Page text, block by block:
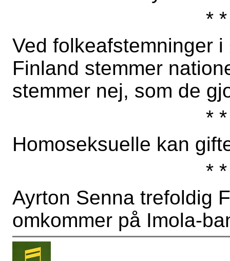
*
Ved folkeafstemninger
Finland stemmer
stemmer nej, som de
*
Homoseksuelle kan
*
Ayrton Senna trefoldig
omkommer på Imola-